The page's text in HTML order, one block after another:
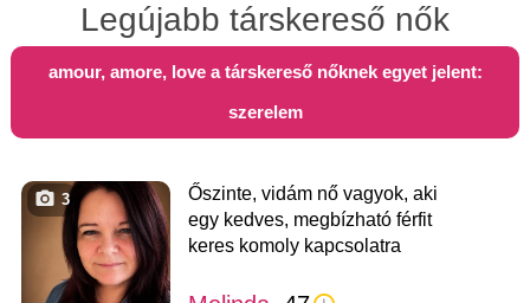
Legújabb társkereső nők
amour, amore, love a társkereső nőknek egyet jelent:
szerelem
3
Őszinte, vidám nő vagyok, aki
egy kedves, megbízható férfit
keres komoly kapcsolatra